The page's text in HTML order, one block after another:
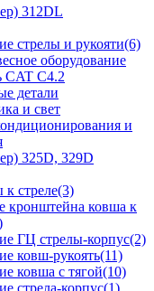
312DL
стрелы и рукояти(6)
оборудование
CAT С4.2
детали
и свет
и
325D, 329D
стреле(3)
кронштейна ковша к
ГЦ стрелы-корпус(2)
ковш-рукоять(11)
ковша с тягой(10)
стрела-корпус(1)